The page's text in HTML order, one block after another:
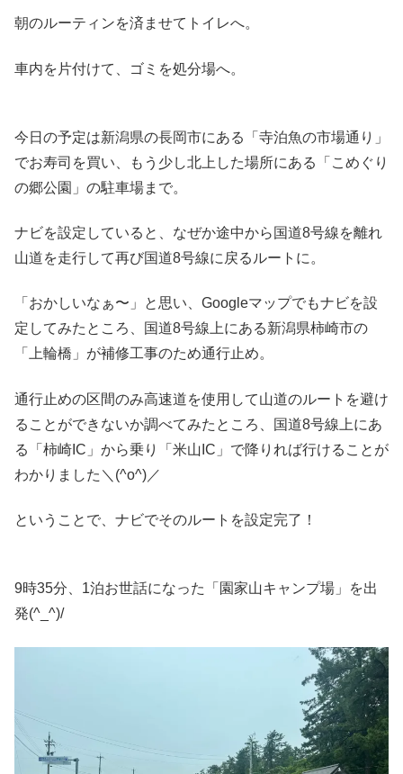
朝のルーティンを済ませてトイレへ。
車内を片付けて、ゴミを処分場へ。
今日の予定は新潟県の長岡市にある「寺泊魚の市場通り」
でお寿司を買い、もう少し北上した場所にある「こめぐり
の郷公園」の駐車場まで。
ナビを設定していると、なぜか途中から国道8号線を離れ
山道を走行して再び国道8号線に戻るルートに。
「おかしいなぁ〜」と思い、Googleマップでもナビを設
定してみたところ、国道8号線上にある新潟県柿崎市の
「上輪橋」が補修工事のため通行止め。
通行止めの区間のみ高速道を使用して山道のルートを避け
ることができないか調べてみたところ、国道8号線上にあ
る「柿崎IC」から乗り「米山IC」で降りれば行けることが
わかりました＼(^o^)／
ということで、ナビでそのルートを設定完了！
9時35分、1泊お世話になった「園家山キャンプ場」を出
発(^_^)/